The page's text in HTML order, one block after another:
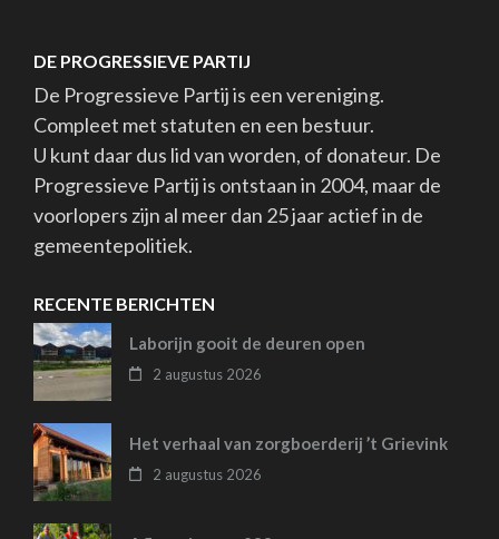
DE PROGRESSIEVE PARTIJ
De Progressieve Partij is een vereniging.
Compleet met statuten en een bestuur.
U kunt daar dus lid van worden, of donateur. De
Progressieve Partij is ontstaan in 2004, maar de
voorlopers zijn al meer dan 25 jaar actief in de
gemeentepolitiek.
RECENTE BERICHTEN
Laborijn gooit de deuren open
2 augustus 2026
Het verhaal van zorgboerderij ’t Grievink
2 augustus 2026